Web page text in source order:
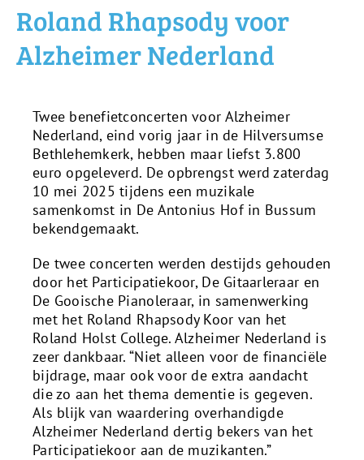
Roland Rhapsody voor
Alzheimer Nederland
Twee benefietconcerten voor Alzheimer
Nederland, eind vorig jaar in de Hilversumse
Bethlehemkerk, hebben maar liefst 3.800
euro opgeleverd. De opbrengst werd zaterdag
10 mei 2025 tijdens een muzikale
samenkomst in De Antonius Hof in Bussum
bekendgemaakt.
De twee concerten werden destijds gehouden
door het Participatiekoor, De Gitaarleraar en
De Gooische Pianoleraar, in samenwerking
met het Roland Rhapsody Koor van het
Roland Holst College. Alzheimer Nederland is
zeer dankbaar. “Niet alleen voor de financiële
bijdrage, maar ook voor de extra aandacht
die zo aan het thema dementie is gegeven.
Als blijk van waardering overhandigde
Alzheimer Nederland dertig bekers van het
Participatiekoor aan de muzikanten.”